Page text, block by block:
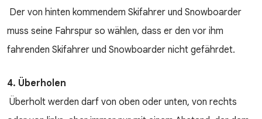
Der von hinten kommendem Skifahrer und Snowboarder
muss seine Fahrspur so wählen, dass er den vor ihm
fahrenden Skifahrer und Snowboarder nicht gefährdet.
4. Überholen
Überholt werden darf von oben oder unten, von rechts